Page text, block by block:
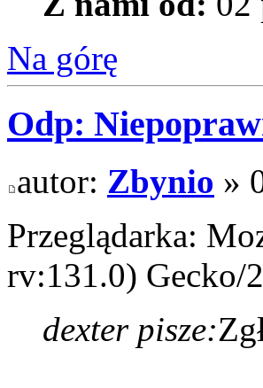
Na górę
Odp:
autor: Zbynio »
Przeglądarka:
rv:131.0) Gecko/
dexter pisze: